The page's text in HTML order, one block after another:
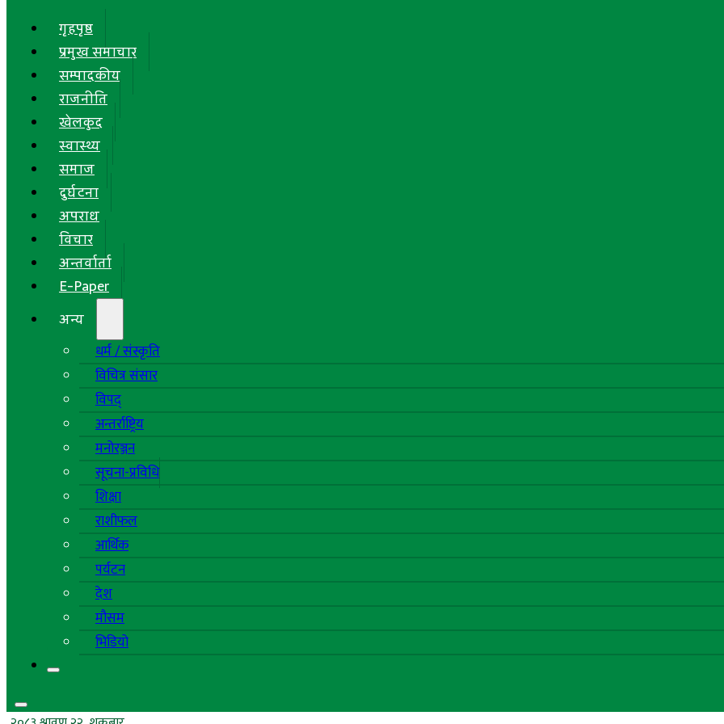
गृहपृष्ठ
प्रमुख समाचार
सम्पादकीय
राजनीति
खेलकुद
स्वास्थ्य
समाज
दुर्घटना
अपराध
विचार
अन्तर्वार्ता
E-Paper
अन्य
धर्म / संस्कृति
विचित्र संसार
विपद्
अन्तर्राष्ट्रिय
मनोरञ्जन
सूचना-प्रविधि
शिक्षा
राशीफल
आर्थिक
पर्यटन
देश
मौसम
भिडियो